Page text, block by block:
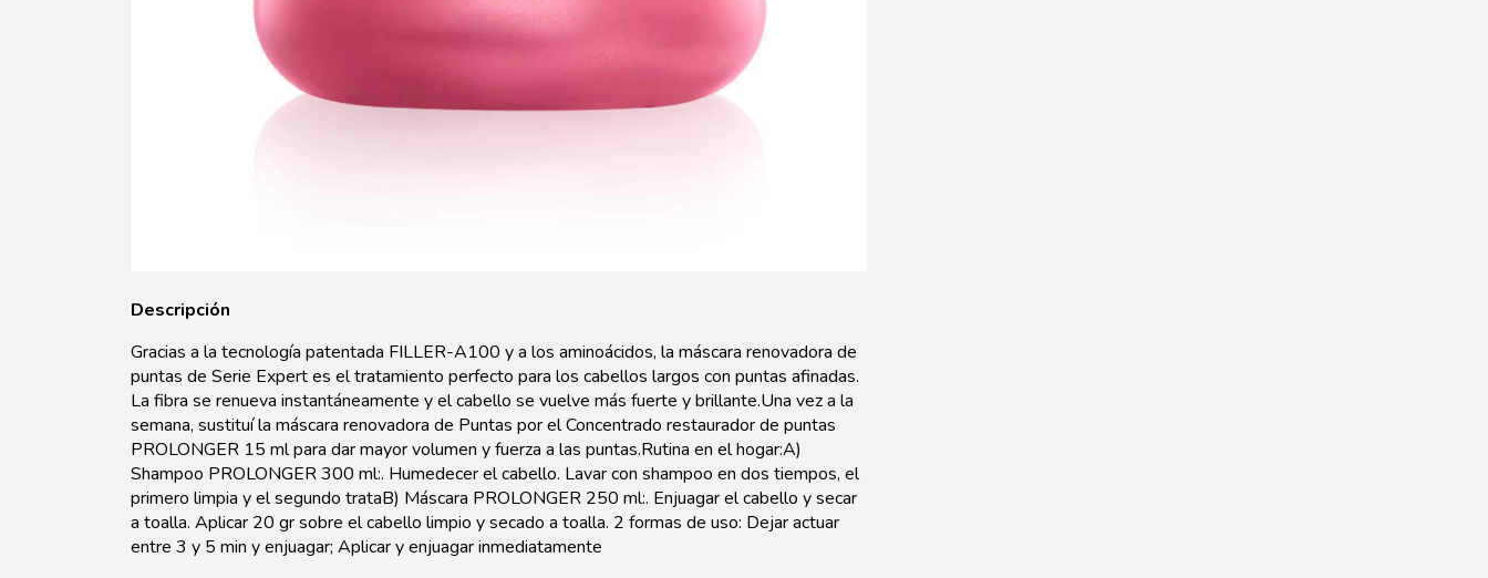
Descripción
Gracias a la tecnología patentada FILLER-A100 y a los aminoácidos, la máscara renovadora de
puntas de Serie Expert es el tratamiento perfecto para los cabellos largos con puntas afinadas.
La fibra se renueva instantáneamente y el cabello se vuelve más fuerte y brillante.Una vez a la
semana, sustituí la máscara renovadora de Puntas por el Concentrado restaurador de puntas
PROLONGER 15 ml para dar mayor volumen y fuerza a las puntas.Rutina en el hogar:A)
Shampoo PROLONGER 300 ml:. Humedecer el cabello. Lavar con shampoo en dos tiempos, el
primero limpia y el segundo trataB) Máscara PROLONGER 250 ml:. Enjuagar el cabello y secar
a toalla. Aplicar 20 gr sobre el cabello limpio y secado a toalla. 2 formas de uso: Dejar actuar
entre 3 y 5 min y enjuagar; Aplicar y enjuagar inmediatamente